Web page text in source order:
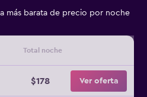
más barata de precio por noche
Total noche
$178 Ver oferta